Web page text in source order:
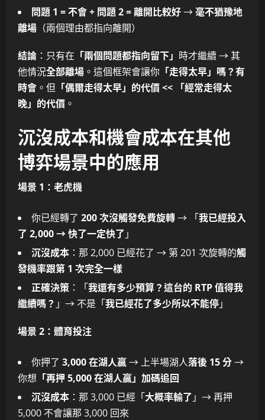
問題 1 = 不會 + 問題 2 = 離開比較好→毫不猶豫地
離場 （兩個理由都指向離開）
結論 ：只有在 「兩個問題都指向留下」 時才繼續 → 其
他情況全部離場 。這個框架會讓你 「走得太早」嗎？有
時會 。但 「偶爾走得太早」的代價 << 「經常走得太
晚」的代價 。
沉沒成本和機會成本在其他
博弈場景中的應用
場景 1：老虎機
你已經轉了 200 次沒觸發免費旋轉→ 「我已經投入
了 2,000 → 快了一定快了 」
沉沒成本 ：那 2,000 已經花了 → 第 201 次旋轉的觸
發機率跟第 1 次完全一樣
正確決策 ：「我還有多少預算？這台的 RTP 值得我
繼續嗎？ 」→ 不是「我已經花了多少所以不能停」
場景 2：體育投注
你押了 3,000 在湖人贏→ 上半場湖人落後 15 分→
你想 「再押 5,000 在湖人贏」加碼追回
沉沒成本 ：那 3,000 已經「大概率輸了 」→ 再押
5,000 不會讓那 3,000 回來